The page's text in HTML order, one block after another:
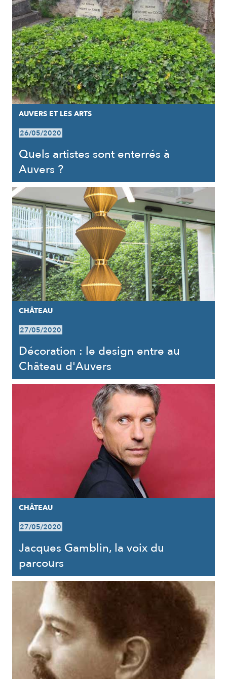
AUVERS ET LES ARTS
26/05/2020
Quels artistes sont enterrés à
Auvers ?
CHÂTEAU
27/05/2020
Décoration : le design entre au
Château d'Auvers
CHÂTEAU
27/05/2020
Jacques Gamblin, la voix du
parcours